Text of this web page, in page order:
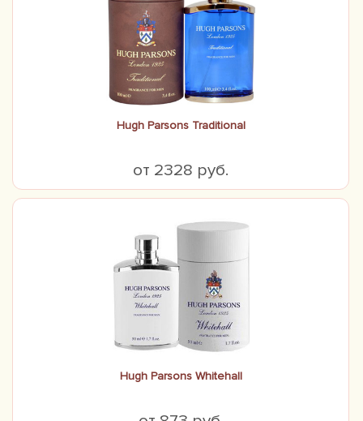
Hugh Parsons Traditional
от 2328 руб.
Hugh Parsons Whitehall